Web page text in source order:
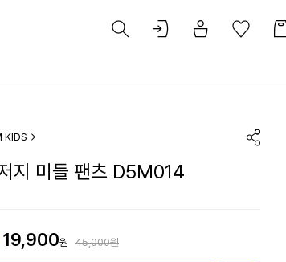
KIDS
지 미들 팬츠 D5M014
19,900원 45,000원